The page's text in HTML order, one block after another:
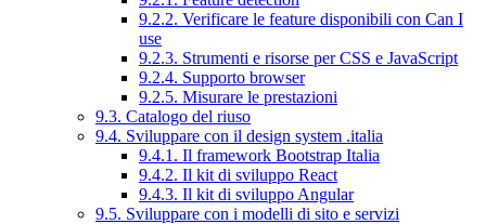
9.2.2. Verificare le feature disponibili con Can I
use
9.2.3. Strumenti e risorse per CSS e JavaScript
9.2.4. Supporto browser
9.2.5. Misurare le prestazioni
9.3. Catalogo del riuso
9.4. Sviluppare con il design system .italia
9.4.1. Il framework Bootstrap Italia
9.4.2. Il kit di sviluppo React
9.4.3. Il kit di sviluppo Angular
9.5. Sviluppare con i modelli di sito e servizi